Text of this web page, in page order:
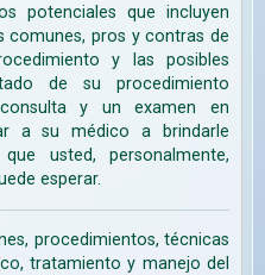
potenciales que incluyen
comunes, pros y contras de
y las posibles
de su procedimiento
y un examen en
a su médico a brindarle
usted, personalmente,
esperar.
procedimientos, técnicas
tratamiento y manejo del